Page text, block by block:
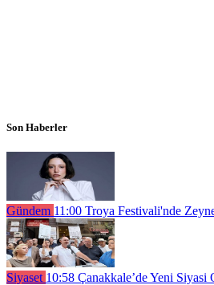
Son Haberler
Gündem 11:00 Troya Festivali'nde
Siyaset 10:58 Çanakkale’de Yeni Siyasi